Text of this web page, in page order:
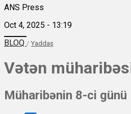
ANS Press
Oct 4, 2025 - 13:19
BLOQ / Yaddaş
Vətən
Müharibənin 8-ci günü